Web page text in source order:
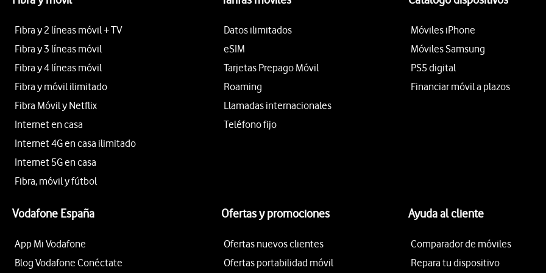
Fibra y 2 líneas móvil + TV
Fibra y 3 líneas móvil
Fibra y 4 líneas móvil
Fibra y móvil ilimitado
Fibra Móvil y Netflix
Internet en casa
Internet 4G en casa ilimitado
Internet 5G en casa
Fibra, móvil y fútbol
Datos ilimitados
eSIM
Tarjetas Prepago Móvil
Roaming
Llamadas internacionales
Teléfono fijo
Móviles iPhone
Móviles Samsung
PS5 digital
Financiar móvil a plazos
Vodafone España
App Mi Vodafone
Blog Vodafone Conéctate
Ofertas y promociones
Ofertas nuevos clientes
Ofertas portabilidad móvil
Ayuda al cliente
Comparador de móviles
Repara tu dispositivo